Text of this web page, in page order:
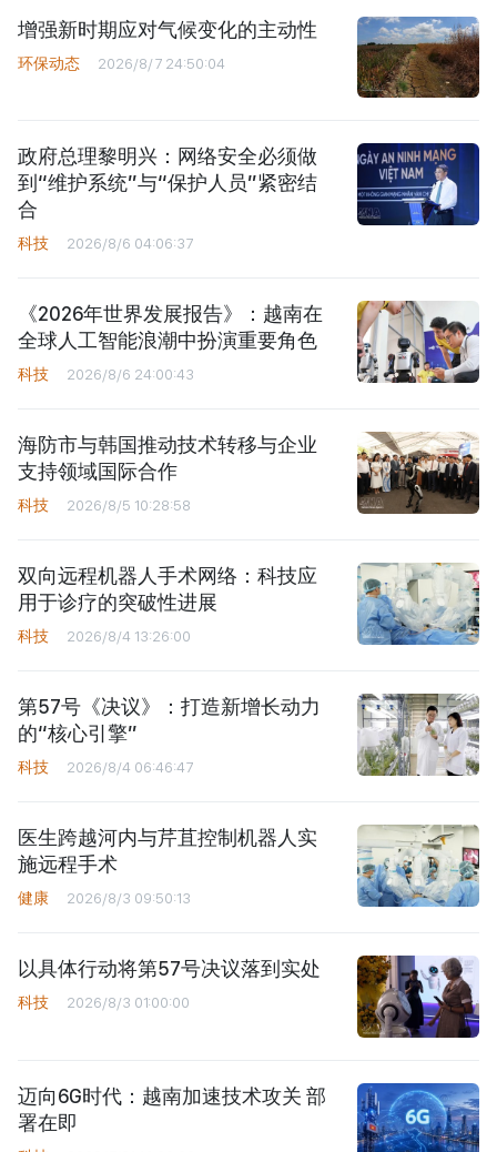
增强新时期应对气候变化的主动性
环保动态 2026/8/7 24:50:04
政府总理黎明兴：网络安全必须做
到“维护系统”与“保护人员”紧密结
合
科技 2026/8/6 04:06:37
《2026年世界发展报告》：越南在
全球人工智能浪潮中扮演重要角色
科技 2026/8/6 24:00:43
海防市与韩国推动技术转移与企业
支持领域国际合作
科技 2026/8/5 10:28:58
双向远程机器人手术网络：科技应
用于诊疗的突破性进展
科技 2026/8/4 13:26:00
第57号《决议》：打造新增长动力
的“核心引擎”
科技 2026/8/4 06:46:47
医生跨越河内与芹苴控制机器人实
施远程手术
健康 2026/8/3 09:50:13
以具体行动将第57号决议落到实处
科技 2026/8/3 01:00:00
迈向6G时代：越南加速技术攻关 部
署在即